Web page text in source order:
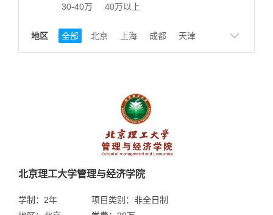
30-40万 40万以上
地区 全部 北京 上海 成都 天津
山东
广州
北京理工大学管理与经济学院
学制：2年
项目类别：非全日制